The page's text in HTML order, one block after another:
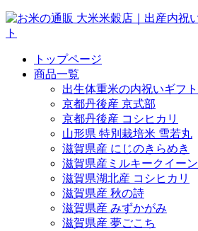
トップページ
商品一覧
出生体重米の内祝いギフト
京都丹後産 京式部
京都丹後産 コシヒカリ
山形県 特別栽培米 雪若丸
滋賀県産 にじのきらめき
滋賀県産ミルキークイーン
滋賀県湖北産 コシヒカリ
滋賀県産 秋の詩
滋賀県産 みずかがみ
滋賀県産 夢ごこち